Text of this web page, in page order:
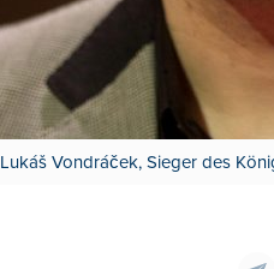
Lukáš Vondráček, Sieger des